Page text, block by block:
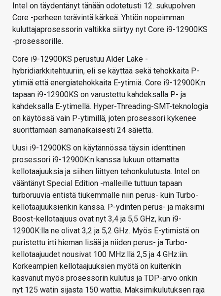
Intel on täydentänyt tänään odotetusti 12. sukupolven
Core -perheen terävintä kärkeä. Yhtiön nopeimman
kuluttajaprosessorin valtikka siirtyy nyt Core i9-12900KS
-prosessorille.
Core i9-12900KS perustuu Alder Lake -
hybridiarkkitehtuuriin, eli se käyttää sekä tehokkaita P-
ytimiä että energiatehokkaita E-ytimiä. Core i9-12900K:n
tapaan i9-12900KS on varustettu kahdeksalla P- ja
kahdeksalla E-ytimellä. Hyper-Threading-SMT-teknologia
on käytössä vain P-ytimillä, joten prosessori kykenee
suorittamaan samanaikaisesti 24 säiettä.
Uusi i9-12900KS on käytännössä täysin identtinen
prosessori i9-12900K:n kanssa lukuun ottamatta
kellotaajuuksia ja siihen liittyen tehonkulutusta. Intel on
vääntänyt Special Edition -malleille tuttuun tapaan
turboruuvia entistä tiukemmalle niin perus- kuin Turbo-
kellotaajuuksienkin kanssa. P-ydinten perus- ja maksimi
Boost-kellotaajuus ovat nyt 3,4 ja 5,5 GHz, kun i9-
12900K:lla ne olivat 3,2 ja 5,2 GHz. Myös E-ytimistä on
puristettu irti hieman lisää ja niiden perus- ja Turbo-
kellotaajuudet nousivat 100 MHz:llä 2,5 ja 4 GHz:iin.
Korkeampien kellotaajuuksien myötä on kuitenkin
kasvanut myös prosessorin kulutus ja TDP-arvo onkin
nyt 125 watin sijasta 150 wattia. Maksimikulutuksen raja